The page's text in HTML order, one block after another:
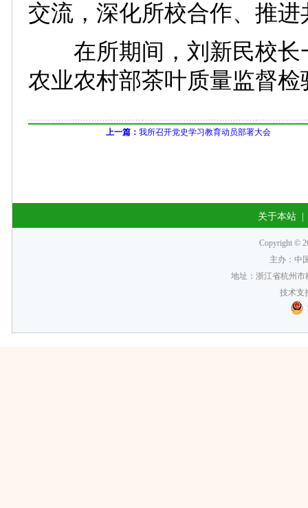
交流，深化所校合作、推进
在所期间，刘新民校长
农业农村部茶叶质量监督
上一篇： 我所召开党史学习教育动员部署大会
关于本站
Copyright ©
主办：中
地址：浙江省杭州
技术支